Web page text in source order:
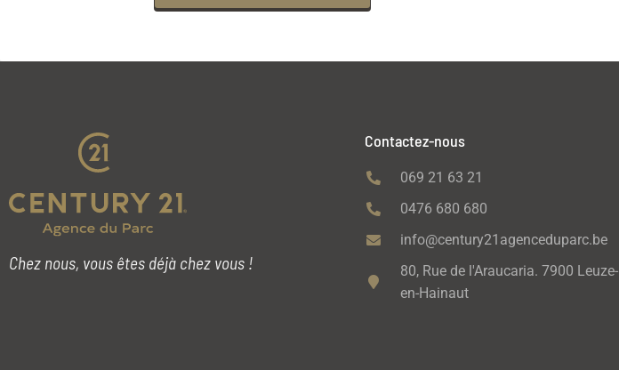
Chez nous, vous êtes déjà chez vous !
Contactez-nous
069 21 63 21
0476 680 680
info@century21agenceduparc.be
80, Rue de l'Araucaria. 7900 Leuze-
en-Hainaut